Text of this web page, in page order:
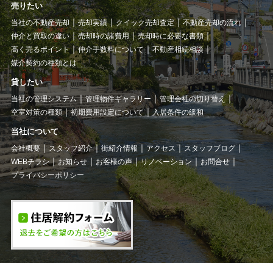
売りたい
当社の不動産売却 売却実績 クイック売却査定
不動産売却の流れ
仲介と買取の違い
売却時の諸費用
売却時に必要な書類
高く売るポイント
仲介手数料について
不動産相続相談
媒介契約の種類とは
貸したい
当社の管理システム 管理物件ギャラリー
管理会社の切り替え
空室対策の種類
初期費用設定について 入居条件の緩和
当社について
会社概要 スタッフ紹介 街紹介情報 アクセス
スタッフブログ
WEBチラシ
お知らせ お客様の声 リノベーション
お問合せ
プライバシーポリシー